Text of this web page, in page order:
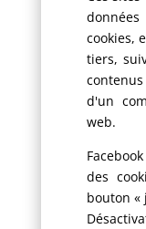
cookies,
tiers,
d'un
web.
des
bouton «